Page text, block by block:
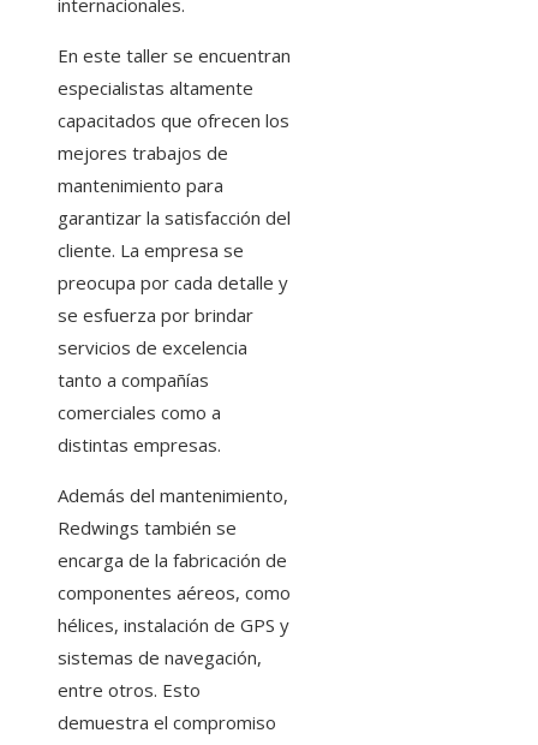
internacionales.
En este taller se encuentran
especialistas altamente
capacitados que ofrecen los
mejores trabajos de
mantenimiento para
garantizar la satisfacción del
cliente. La empresa se
preocupa por cada detalle y
se esfuerza por brindar
servicios de excelencia
tanto a compañías
comerciales como a
distintas empresas.
Además del mantenimiento,
Redwings también se
encarga de la fabricación de
componentes aéreos, como
hélices, instalación de GPS y
sistemas de navegación,
entre otros. Esto
demuestra el compromiso